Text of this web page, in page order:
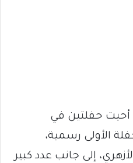
حفلتين في
الأولى رسمية،
إلى جانب عدد كبير